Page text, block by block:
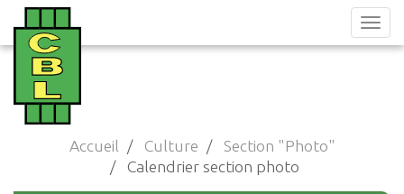
Aller
au
contenu
principal
Accueil Culture
Section "Photo"
Calendrier section photo